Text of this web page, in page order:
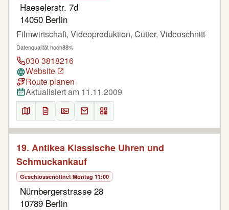
Haeselerstr. 7d
14050 Berlin
Filmwirtschaft, Videoproduktion, Cutter, Videoschnitt
Datenqualität hoch88%
030 3818216
Website
Route planen
Aktualisiert am 11.11.2009
19. Antikea Klassische Uhren und
Schmuckankauf
Geschlossenöffnet Montag 11:00
Nürnbergerstrasse 28
10789 Berlin